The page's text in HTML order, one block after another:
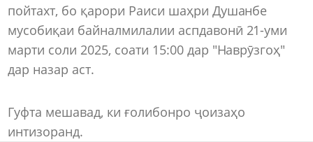
пойтахт, бо қарори Раиси шаҳри Душанбе
мусобиқаи байналмилалии аспдавонӣ 21-уми
марти соли 2025, соати 15:00 дар "Наврӯзгоҳ"
дар назар аст.
Гуфта мешавад, ки ғолибонро ҷоизаҳо
интизоранд.